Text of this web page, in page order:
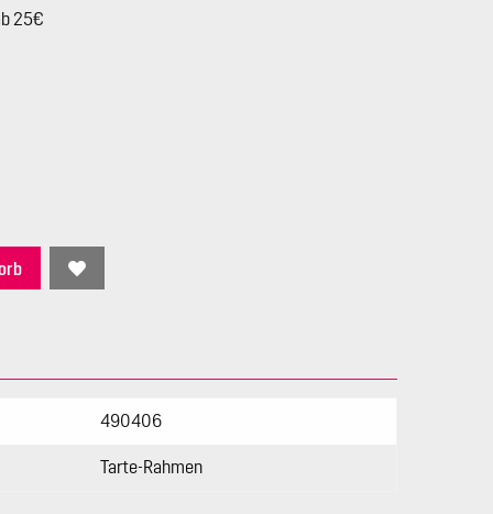
25€
490406
Tarte-Rahmen